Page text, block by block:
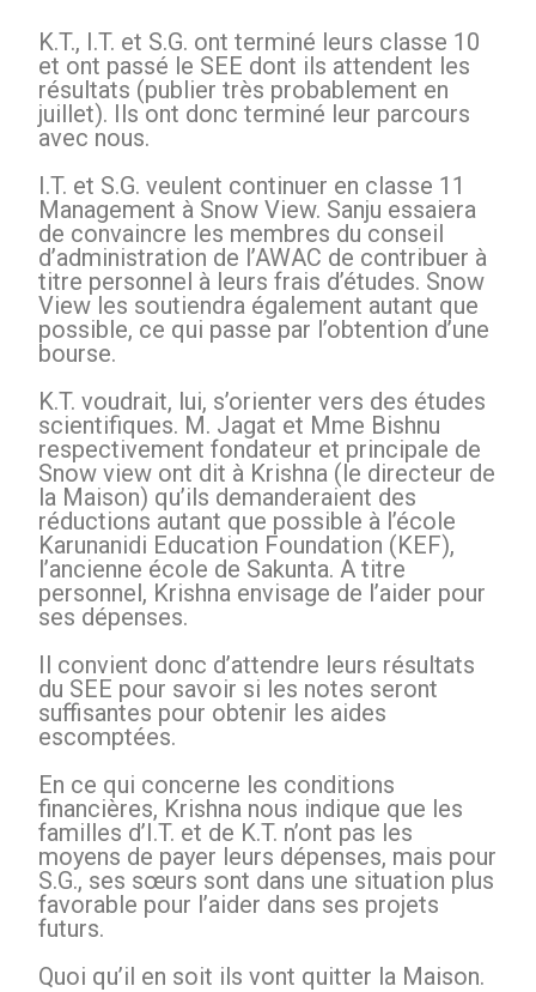
K.T., I.T. et S.G. ont terminé leurs classe 10
et ont passé le SEE dont ils attendent les
résultats (publier très probablement en
juillet). Ils ont donc terminé leur parcours
avec nous.
I.T. et S.G. veulent continuer en classe 11
Management à Snow View. Sanju essaiera
de convaincre les membres du conseil
d’administration de l’AWAC de contribuer à
titre personnel à leurs frais d’études. Snow
View les soutiendra également autant que
possible, ce qui passe par l’obtention d’une
bourse.
K.T. voudrait, lui, s’orienter vers des études
scientifiques. M. Jagat et Mme Bishnu
respectivement fondateur et principale de
Snow view ont dit à Krishna (le directeur de
la Maison) qu’ils demanderaient des
réductions autant que possible à l’école
Karunanidi Education Foundation (KEF),
l’ancienne école de Sakunta. A titre
personnel, Krishna envisage de l’aider pour
ses dépenses.
Il convient donc d’attendre leurs résultats
du SEE pour savoir si les notes seront
suffisantes pour obtenir les aides
escomptées.
En ce qui concerne les conditions
financières, Krishna nous indique que les
familles d’I.T. et de K.T. n’ont pas les
moyens de payer leurs dépenses, mais pour
S.G., ses sœurs sont dans une situation plus
favorable pour l’aider dans ses projets
futurs.
Quoi qu’il en soit ils vont quitter la Maison.